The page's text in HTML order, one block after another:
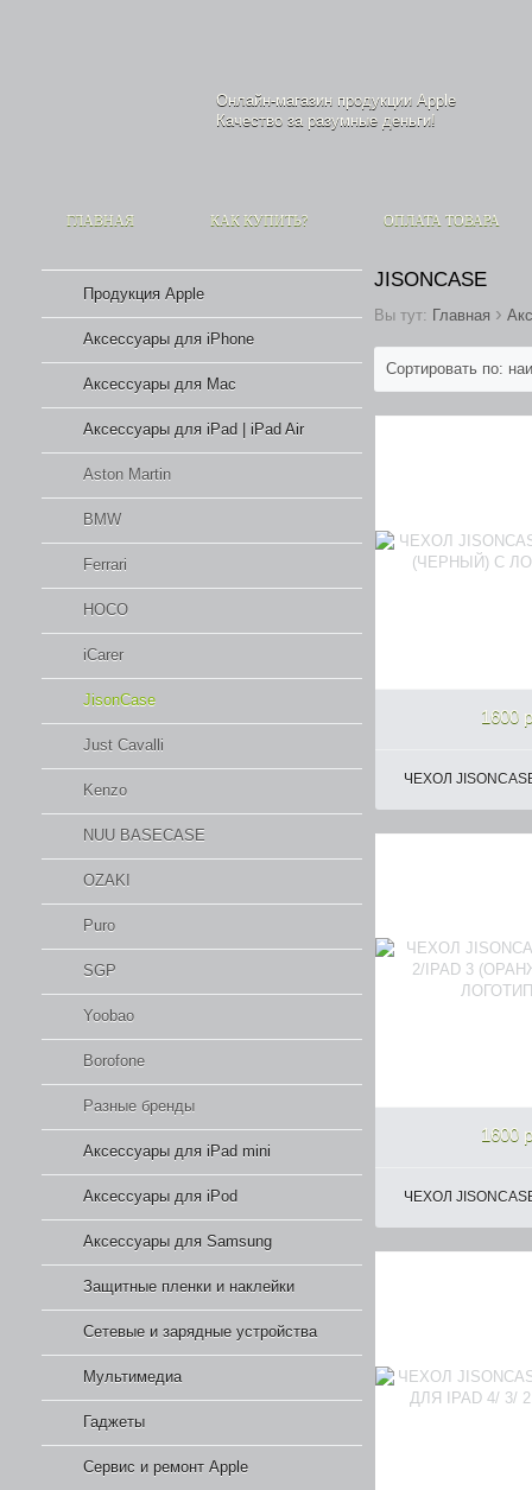
Онлайн-магазин продукции Apple
Качество за разумные деньги!
ГЛАВНАЯ КАК КУПИТЬ? ОПЛАТА ТОВАРА
JISONCASE
Вы тут: Главная ›
Сортировать по:
1600
ЧЕХОЛ
1600
ЧЕХОЛ
Продукция Apple
Аксессуары для iPhone
Аксессуары для Mac
Аксессуары для iPad | iPad Air
Aston Martin
BMW
Ferrari
HOCO
iCarer
JisonCase
Just Cavalli
Kenzo
NUU BASECASE
OZAKI
Puro
SGP
Yoobao
Borofone
Разные бренды
Аксессуары для iPad mini
Аксессуары для iPod
Аксессуары для Samsung
Защитные пленки и наклейки
Сетевые и зарядные устройства
Мультимедиа
Гаджеты
Сервис и ремонт Apple